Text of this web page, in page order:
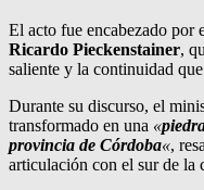
El acto fue encabezado por
Ricardo Pieckenstainer,
saliente y la continuidad
Durante su discurso, el
transformado en una «
provincia de Córdoba«,
articulación con el sur de la